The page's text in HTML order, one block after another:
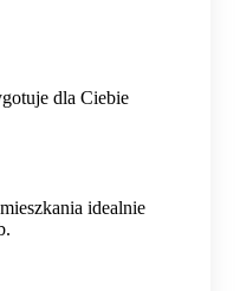
dla Ciebie
idealnie